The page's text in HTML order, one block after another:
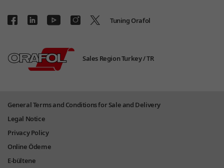
Tuning Orafol
Sales Region Turkey /TR
General Terms and Conditions for Sale and Delivery
Legal Notice
Privacy Policy
Online Ödeme
E-bültene